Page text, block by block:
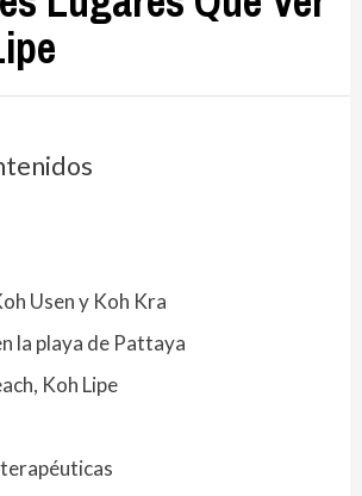
Usen y Koh Kra
la playa de Pattaya
Koh Lipe